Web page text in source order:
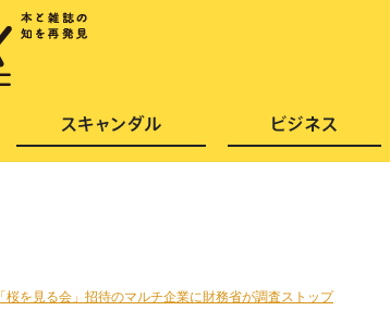
「桜を見る会」招待のマルチ企業に財務省が調査ストップ
芸能・エンタメ